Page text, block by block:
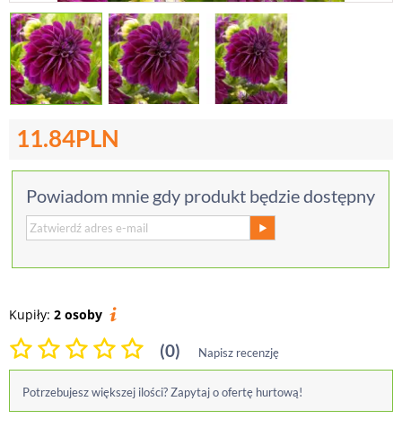
11.84PLN
Powiadom mnie gdy produkt będzie dostępny
Kupiły: 2 osoby
(0) Napisz recenzję
Potrzebujesz większej ilości? Zapytaj o ofertę hurtową!